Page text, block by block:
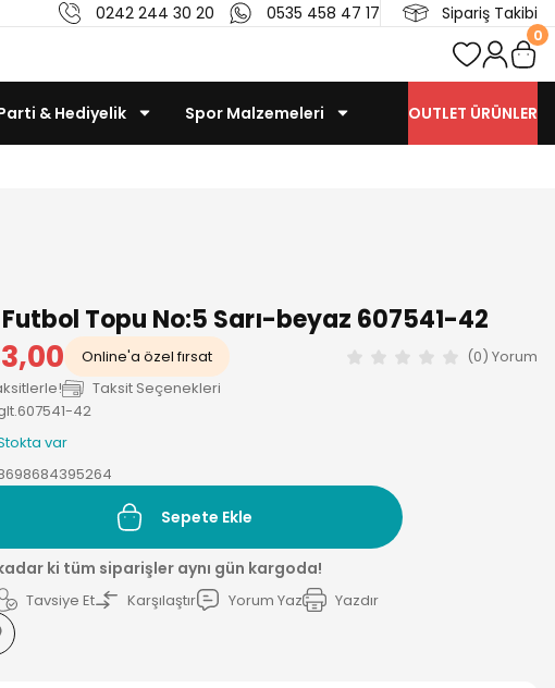
0242 244 30 20 0535 458 47 17 Sipariş Takibi
0
& Hediyelik Spor Malzemeleri OUTLET ÜRÜNLER
Topu No:5 Sarı-beyaz 607541-42
Online'a özel fırsat
(0) Yorum
Taksit Seçenekleri
42
var
Sepete Ekle
ki tüm siparişler aynı gün kargoda!
Tavsiye Et Karşılaştır Yorum Yaz Yazdır